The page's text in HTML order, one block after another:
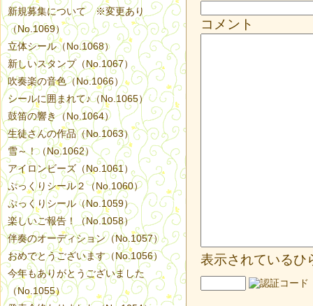
コメント
表示されているひ
新規募集について ※変更あり
（No.1069）
立体シール（No.1068）
新しいスタンプ（No.1067）
吹奏楽の音色（No.1066）
シールに囲まれて♪（No.1065）
鼓笛の響き（No.1064）
生徒さんの作品（No.1063）
雪～！（No.1062）
アイロンビーズ（No.1061）
ぷっくりシール２（No.1060）
ぷっくりシール（No.1059）
楽しいご報告！（No.1058）
伴奏のオーディション（No.1057）
おめでとうございます（No.1056）
今年もありがとうございました
（No.1055）